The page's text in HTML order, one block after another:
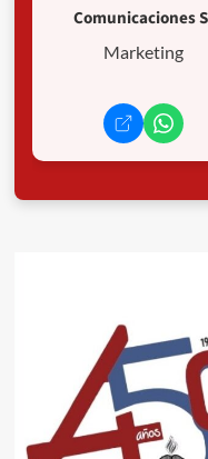
Comunicaciones
Marketing